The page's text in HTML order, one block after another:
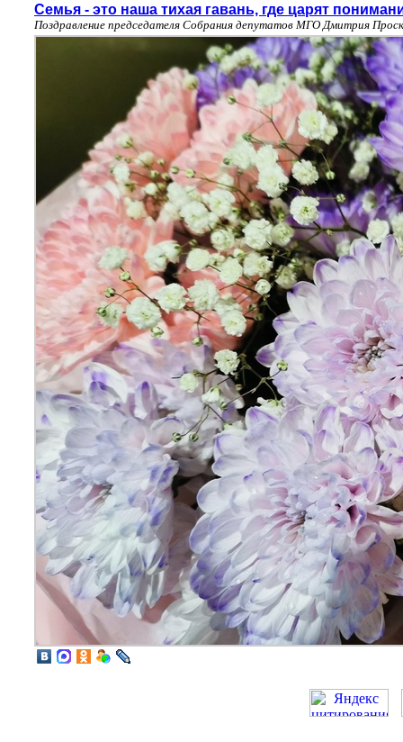
Семья - это наша тихая гавань, где царят
Поздравление председателя Собрания депутатов МГО Дмитрия